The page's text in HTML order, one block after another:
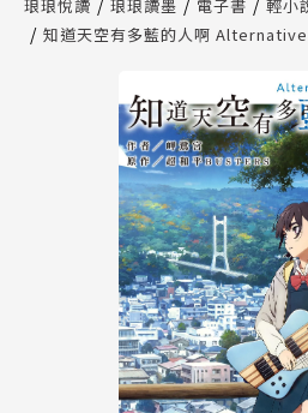
【公告】琅琅讀墨數位閱讀
琅琅悅讀 琅琅讀墨 電子書 輕小
知道天空有多藍的人啊